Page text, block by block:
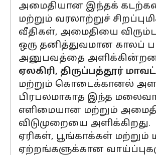
அமைதியான இந்தக்
மற்றும் வரலாற்றுச்
வீதிகள், அமைதியை
ஒரு தனித்துவமான காலப்
அனுபவத்தை
ஏலகிரி, திருப்பத்தூர்
மற்றும் கொடைக்கானல்
பிரபலமாகாத இந்த
எளிமையான மற்றும்
விடுமுறையை அளிக்கிறது.
ஏரிகள், பூங்காக்கள்
ஏற்றங்களுக்கான